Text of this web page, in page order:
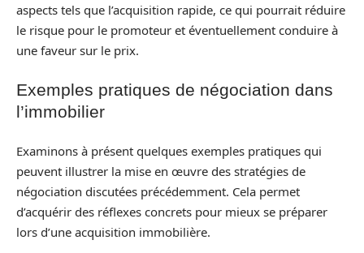
aspects tels que l’acquisition rapide, ce qui pourrait réduire
le risque pour le promoteur et éventuellement conduire à
une faveur sur le prix.
Exemples pratiques de négociation dans
l’immobilier
Examinons à présent quelques exemples pratiques qui
peuvent illustrer la mise en œuvre des stratégies de
négociation discutées précédemment. Cela permet
d’acquérir des réflexes concrets pour mieux se préparer
lors d’une acquisition immobilière.